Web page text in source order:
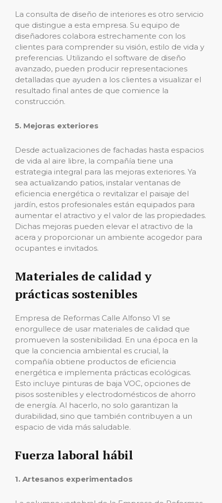
La consulta de diseño de interiores es otro servicio
que distingue a esta empresa. Su equipo de
diseñadores colabora estrechamente con los
clientes para comprender su visión, estilo de vida y
preferencias. Utilizando el software de diseño
avanzado, pueden producir representaciones
detalladas que ayuden a los clientes a visualizar el
resultado final antes de que comience la
construcción.
5. Mejoras exteriores
Desde actualizaciones de fachadas hasta espacios
de vida al aire libre, la compañía tiene una
estrategia integral para las mejoras exteriores. Ya
sea actualizando patios, instalar ventanas de
eficiencia energética o revitalizar el paisaje del
jardín, estos profesionales están equipados para
aumentar el atractivo y el valor de las propiedades.
Dichas mejoras pueden elevar el atractivo de la
acera y proporcionar un ambiente acogedor para
ocupantes e invitados.
Materiales de calidad y
prácticas sostenibles
Empresa de Reformas Calle Alfonso VI se
enorgullece de usar materiales de calidad que
promueven la sostenibilidad. En una época en la
que la conciencia ambiental es crucial, la
compañía obtiene productos de eficiencia
energética e implementa prácticas ecológicas.
Esto incluye pinturas de baja VOC, opciones de
pisos sostenibles y electrodomésticos de ahorro
de energía. Al hacerlo, no solo garantizan la
durabilidad, sino que también contribuyen a un
espacio de vida más saludable.
Fuerza laboral hábil
1. Artesanos experimentados